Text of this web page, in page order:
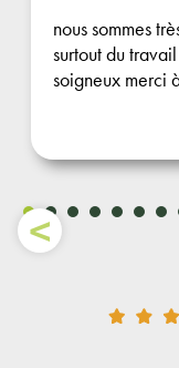
nous sommes
surtout du
soigneux merci